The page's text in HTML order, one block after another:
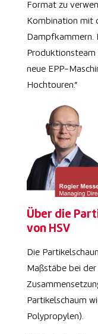
Format zu
Kombination mit
Dampfkammern.
neue EPP-
Hochtouren.“
Über die
von HSV
Die
Maßstäbe bei
Partikelschaum
Polypropylen).